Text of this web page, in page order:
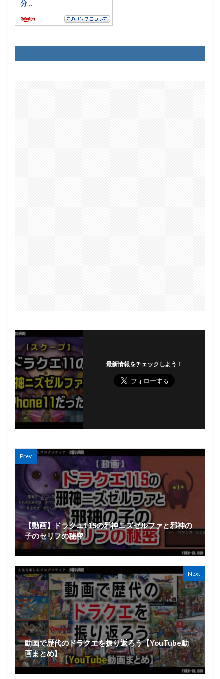
最新情報をチェックしよう！
Prev
【動画】ドラクエ11Sの邪神ニズゼルファと邪神の
子のセリフの秘密
Next
動画で歴代のドラクエを振り返ろう【YouTube動
画まとめ】